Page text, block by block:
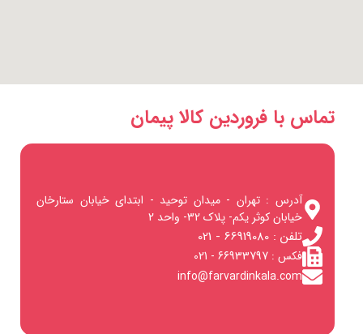
آدرس : تهران - میدان توحید - ابتدای خیابان ستارخان
خیابان کوثر یکم- پلاک 32- واحد 2
تلفن : 66919080 - 021
فکس : 66933797 - 021
info@farvardinkala.com
تماس با فروردین کالا پیمان